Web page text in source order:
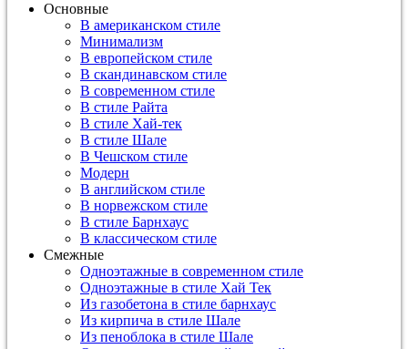
Основные
В американском стиле
Минимализм
В европейском стиле
В скандинавском стиле
В современном стиле
В стиле Райта
В стиле Хай-тек
В стиле Шале
В Чешском стиле
Модерн
В английском стиле
В норвежском стиле
В стиле Барнхаус
В классическом стиле
Смежные
Одноэтажные в современном стиле
Одноэтажные в стиле Хай Тек
Из газобетона в стиле барнхаус
Из кирпича в стиле Шале
Из пеноблока в стиле Шале